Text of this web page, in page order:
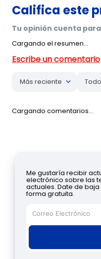
Cargando el resumen…
Más reciente
Cargando comentarios…
Me gustaría recibir
electrónico sobre las
actuales. Date de
forma gratuita.